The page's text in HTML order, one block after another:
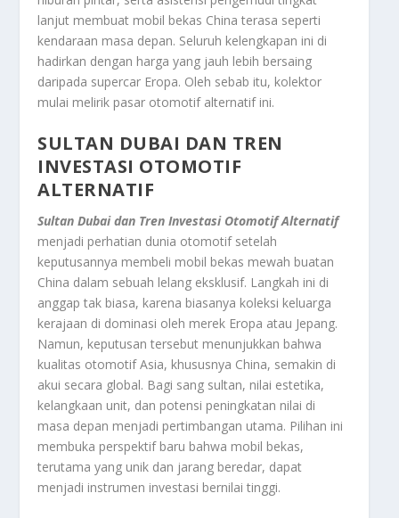
lanjut membuat mobil bekas China terasa seperti
kendaraan masa depan. Seluruh kelengkapan ini di
hadirkan dengan harga yang jauh lebih bersaing
daripada supercar Eropa. Oleh sebab itu, kolektor
mulai melirik pasar otomotif alternatif ini.
SULTAN DUBAI DAN TREN
INVESTASI OTOMOTIF
ALTERNATIF
Sultan Dubai dan Tren Investasi Otomotif Alternatif
menjadi perhatian dunia otomotif setelah
keputusannya membeli mobil bekas mewah buatan
China dalam sebuah lelang eksklusif. Langkah ini di
anggap tak biasa, karena biasanya koleksi keluarga
kerajaan di dominasi oleh merek Eropa atau Jepang.
Namun, keputusan tersebut menunjukkan bahwa
kualitas otomotif Asia, khususnya China, semakin di
akui secara global. Bagi sang sultan, nilai estetika,
kelangkaan unit, dan potensi peningkatan nilai di
masa depan menjadi pertimbangan utama. Pilihan ini
membuka perspektif baru bahwa mobil bekas,
terutama yang unik dan jarang beredar, dapat
menjadi instrumen investasi bernilai tinggi.